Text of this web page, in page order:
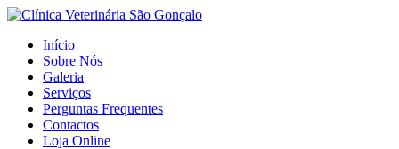
Início
Sobre Nós
Galeria
Serviços
Perguntas Frequentes
Contactos
Loja Online